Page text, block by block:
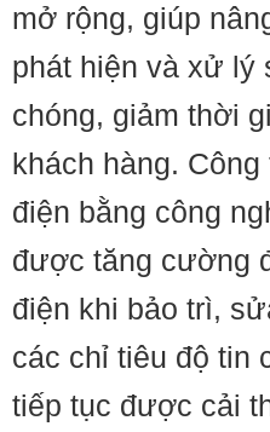
mở rộng, giúp
phát hiện và xử lý
chóng, giảm thời
khách hàng.
điện bằng công
được tăng cường
điện khi bảo trì,
các chỉ tiêu độ tin
tiếp tục được cải